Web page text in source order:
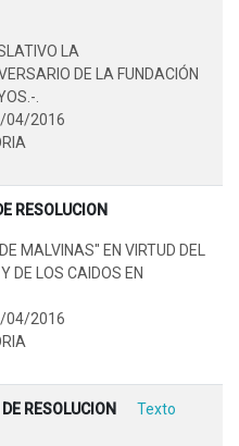
LA
DE LA FUNDACIÓN
.
04/2016
RESOLUCION
MALVINAS" EN VIRTUD DEL
DE LOS CAIDOS EN
04/2016
RESOLUCION
Texto